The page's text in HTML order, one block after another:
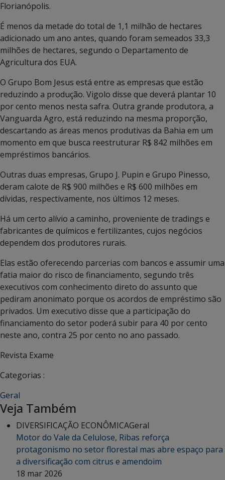
Florianópolis.
É menos da metade do total de 1,1 milhão de hectares
adicionado um ano antes, quando foram semeados 33,3
milhões de hectares, segundo o Departamento de
Agricultura dos EUA.
O Grupo Bom Jesus está entre as empresas que estão
reduzindo a produção. Vigolo disse que deverá plantar 10
por cento menos nesta safra. Outra grande produtora, a
Vanguarda Agro, está reduzindo na mesma proporção,
descartando as áreas menos produtivas da Bahia em um
momento em que busca reestruturar R$ 842 milhões em
empréstimos bancários.
Outras duas empresas, Grupo J. Pupin e Grupo Pinesso,
deram calote de R$ 900 milhões e R$ 600 milhões em
dívidas, respectivamente, nos últimos 12 meses.
Há um certo alívio a caminho, proveniente de tradings e
fabricantes de químicos e fertilizantes, cujos negócios
dependem dos produtores rurais.
Elas estão oferecendo parcerias com bancos e assumir uma
fatia maior do risco de financiamento, segundo três
executivos com conhecimento direto do assunto que
pediram anonimato porque os acordos de empréstimo são
privados. Um executivo disse que a participação do
financiamento do setor poderá subir para 40 por cento
neste ano, contra 25 por cento no ano passado.
Revista Exame
Categorias :
Geral
Veja Também
DIVERSIFICAÇÃO ECONÔMICAGeral
Motor do Vale da Celulose, Ribas reforça
protagonismo no setor florestal mas abre espaço para
a diversificação com citrus e amendoim
18 mar 2026